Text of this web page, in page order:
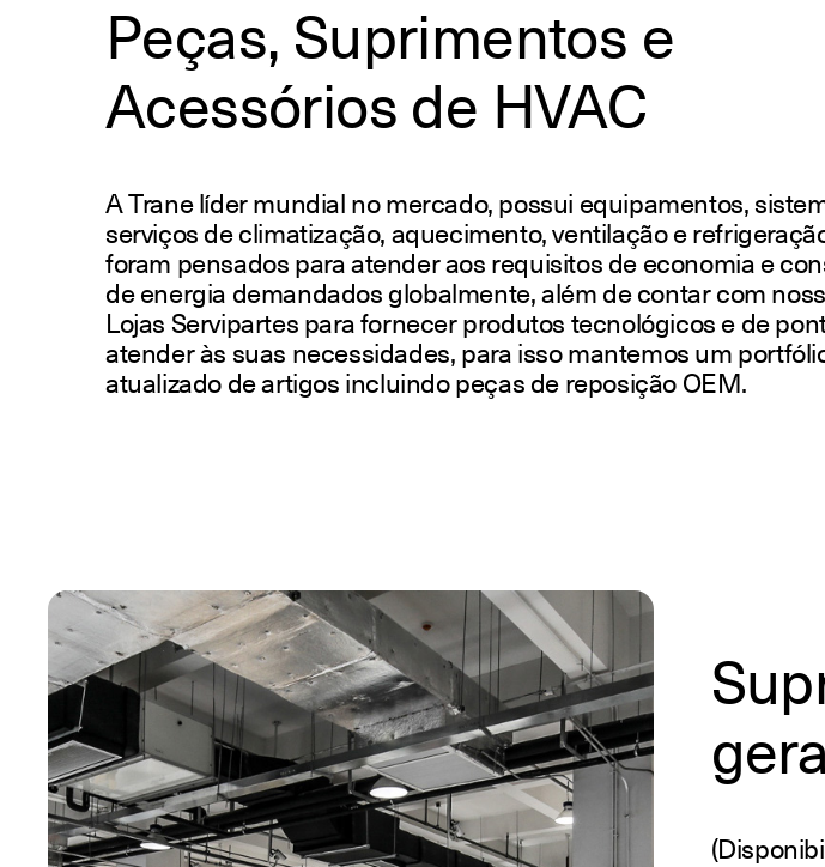
Peças, Suprimentos e
Acessórios de HVAC
A Trane líder mundial no mercado, possui equipamentos,
serviços de climatização, aquecimento, ventilação e
foram pensados ​​para atender aos requisitos de economia e
de energia demandados globalmente, além de contar com
Lojas Servipartes para fornecer produtos tecnológicos e de
atender às suas necessidades, para isso mantemos um
atualizado de artigos incluindo peças de reposição OEM.